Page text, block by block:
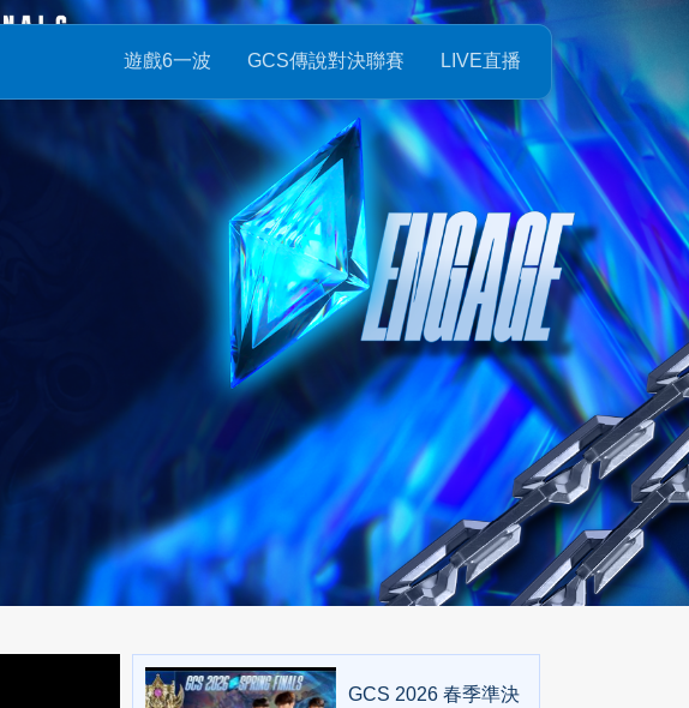
職業電子競技聯賽
遊戲6一波 GCS傳說對決聯賽 LIVE直播
GCS 2026 春季準決